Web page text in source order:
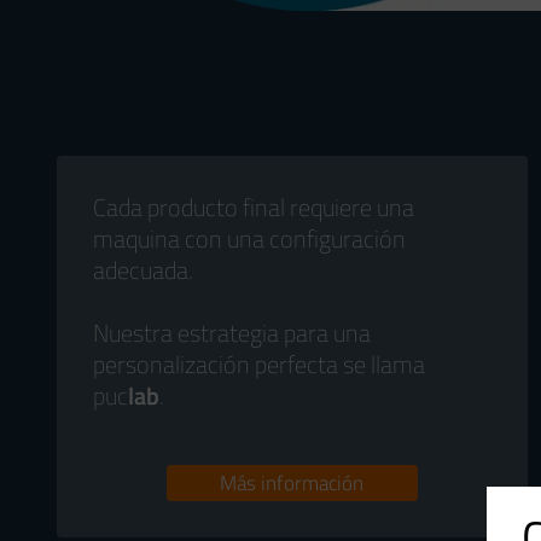
Cada producto final requiere una
maquina con una configuración
adecuada.
Nuestra estrategia para una
personalización perfecta se llama
puclab.
Más información